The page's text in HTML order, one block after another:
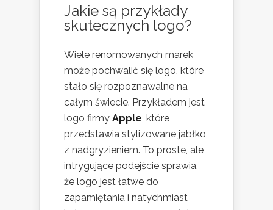
Jakie są przykłady
skutecznych logo?
Wiele renomowanych marek
może pochwalić się logo, które
stało się rozpoznawalne na
całym świecie. Przykładem jest
logo firmy Apple , które
przedstawia stylizowane jabłko
z nadgryzieniem. To proste, ale
intrygujące podejście sprawia,
że logo jest łatwe do
zapamiętania i natychmiast